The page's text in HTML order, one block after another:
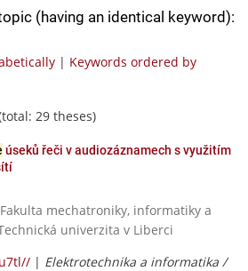
(having an identical keyword):
| Keywords ordered by
29 theses)
úseků řeči v audiozáznamech s využitím
mechatroniky, informatiky a
univerzita v Liberci
| Elektrotechnika a informatika /